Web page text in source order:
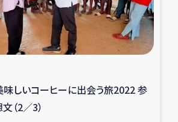
ート大規模爆発被災者支援
女性の生計向上支援
フォレストリー（カカオ）事業
味しいコーヒーに出会う旅2022 参
（2／3）